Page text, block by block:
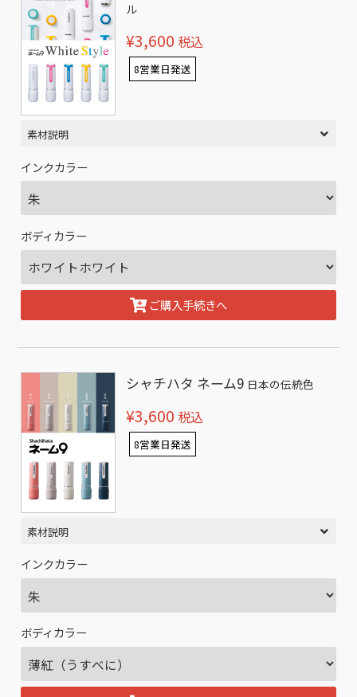
ル
¥3,600 税込
8営業日発送
素材説明
インクカラー
ボディカラー
ご購入手続きへ
シャチハタ ネーム9 日本の伝統色
¥3,600 税込
8営業日発送
素材説明
インクカラー
ボディカラー